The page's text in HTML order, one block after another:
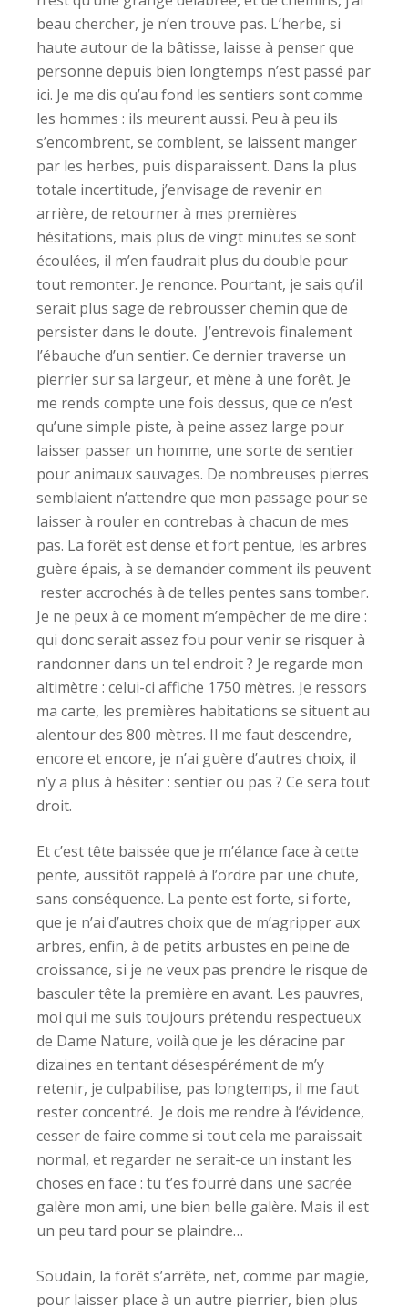
beau chercher, je n’en trouve pas. L’herbe, si
haute autour de la bâtisse, laisse à penser que
personne depuis bien longtemps n’est passé par
ici. Je me dis qu’au fond les sentiers sont comme
les hommes : ils meurent aussi. Peu à peu ils
s’encombrent, se comblent, se laissent manger
par les herbes, puis disparaissent. Dans la plus
totale incertitude, j’envisage de revenir en
arrière, de retourner à mes premières
hésitations, mais plus de vingt minutes se sont
écoulées, il m’en faudrait plus du double pour
tout remonter. Je renonce. Pourtant, je sais qu’il
serait plus sage de rebrousser chemin que de
persister dans le doute. J’entrevois finalement
l’ébauche d’un sentier. Ce dernier traverse un
pierrier sur sa largeur, et mène à une forêt. Je
me rends compte une fois dessus, que ce n’est
qu’une simple piste, à peine assez large pour
laisser passer un homme, une sorte de sentier
pour animaux sauvages. De nombreuses pierres
semblaient n’attendre que mon passage pour se
laisser à rouler en contrebas à chacun de mes
pas. La forêt est dense et fort pentue, les arbres
guère épais, à se demander comment ils peuvent
rester accrochés à de telles pentes sans tomber.
Je ne peux à ce moment m’empêcher de me dire :
qui donc serait assez fou pour venir se risquer à
randonner dans un tel endroit ? Je regarde mon
altimètre : celui-ci affiche 1750 mètres. Je ressors
ma carte, les premières habitations se situent au
alentour des 800 mètres. Il me faut descendre,
encore et encore, je n’ai guère d’autres choix, il
n’y a plus à hésiter : sentier ou pas ? Ce sera tout
droit.
Et c’est tête baissée que je m’élance face à cette
pente, aussitôt rappelé à l’ordre par une chute,
sans conséquence. La pente est forte, si forte,
que je n’ai d’autres choix que de m’agripper aux
arbres, enfin, à de petits arbustes en peine de
croissance, si je ne veux pas prendre le risque de
basculer tête la première en avant. Les pauvres,
moi qui me suis toujours prétendu respectueux
de Dame Nature, voilà que je les déracine par
dizaines en tentant désespérément de m’y
retenir, je culpabilise, pas longtemps, il me faut
rester concentré. Je dois me rendre à l’évidence,
cesser de faire comme si tout cela me paraissait
normal, et regarder ne serait-ce un instant les
choses en face : tu t’es fourré dans une sacrée
galère mon ami, une bien belle galère. Mais il est
un peu tard pour se plaindre…
Soudain, la forêt s’arrête, net, comme par magie,
pour laisser place à un autre pierrier, bien plus